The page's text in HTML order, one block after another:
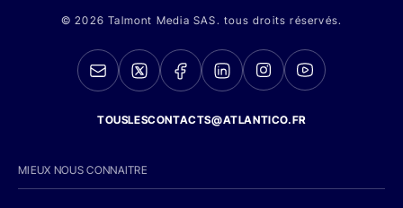
© 2026 Talmont Media SAS. tous droits réservés.
TOUSLESCONTACTS@ATLANTICO.FR
MIEUX NOUS CONNAITRE